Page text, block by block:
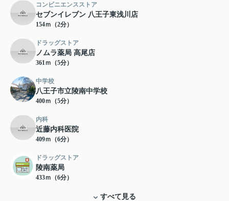
コンビニエンスストア
セブンイレブン 八王子東浅川店
154ｍ（2分）
ドラッグストア
ノムラ薬局 高尾店
361ｍ（5分）
中学校
八王子市立陵南中学校
400ｍ（5分）
内科
近藤内科医院
409ｍ（6分）
ドラッグストア
陵南薬局
433ｍ（6分）
すべて見る